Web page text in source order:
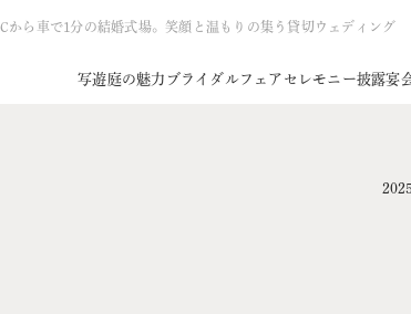
から車で1分の結婚式場。笑顔と温もりの集う貸切ウェディング
写遊庭の魅力 ブライダルフェア セレモニー披露宴